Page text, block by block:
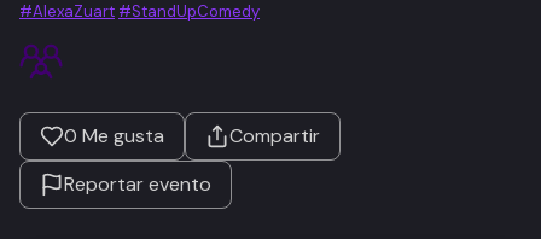
#AlexaZuart #StandUpComedy
0 Me gusta
Compartir
Reportar evento